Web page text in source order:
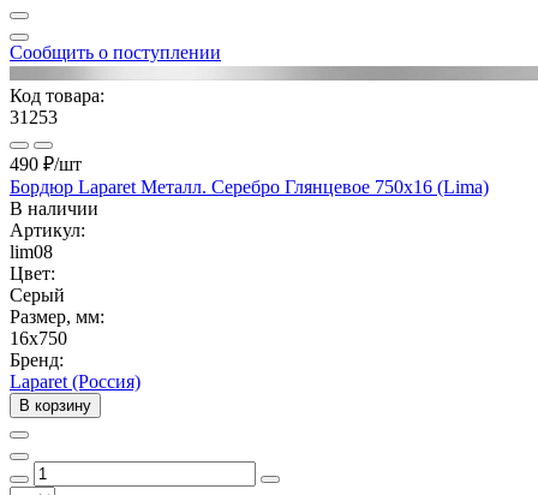
Сообщить о поступлении
Код товара:
31253
490 ₽/шт
Бордюр Laparet Металл. Серебро Глянцевое 750х16 (Lima)
В наличии
Артикул:
lim08
Цвет:
Серый
Размер, мм:
16x750
Бренд:
Laparet (Россия)
В корзину